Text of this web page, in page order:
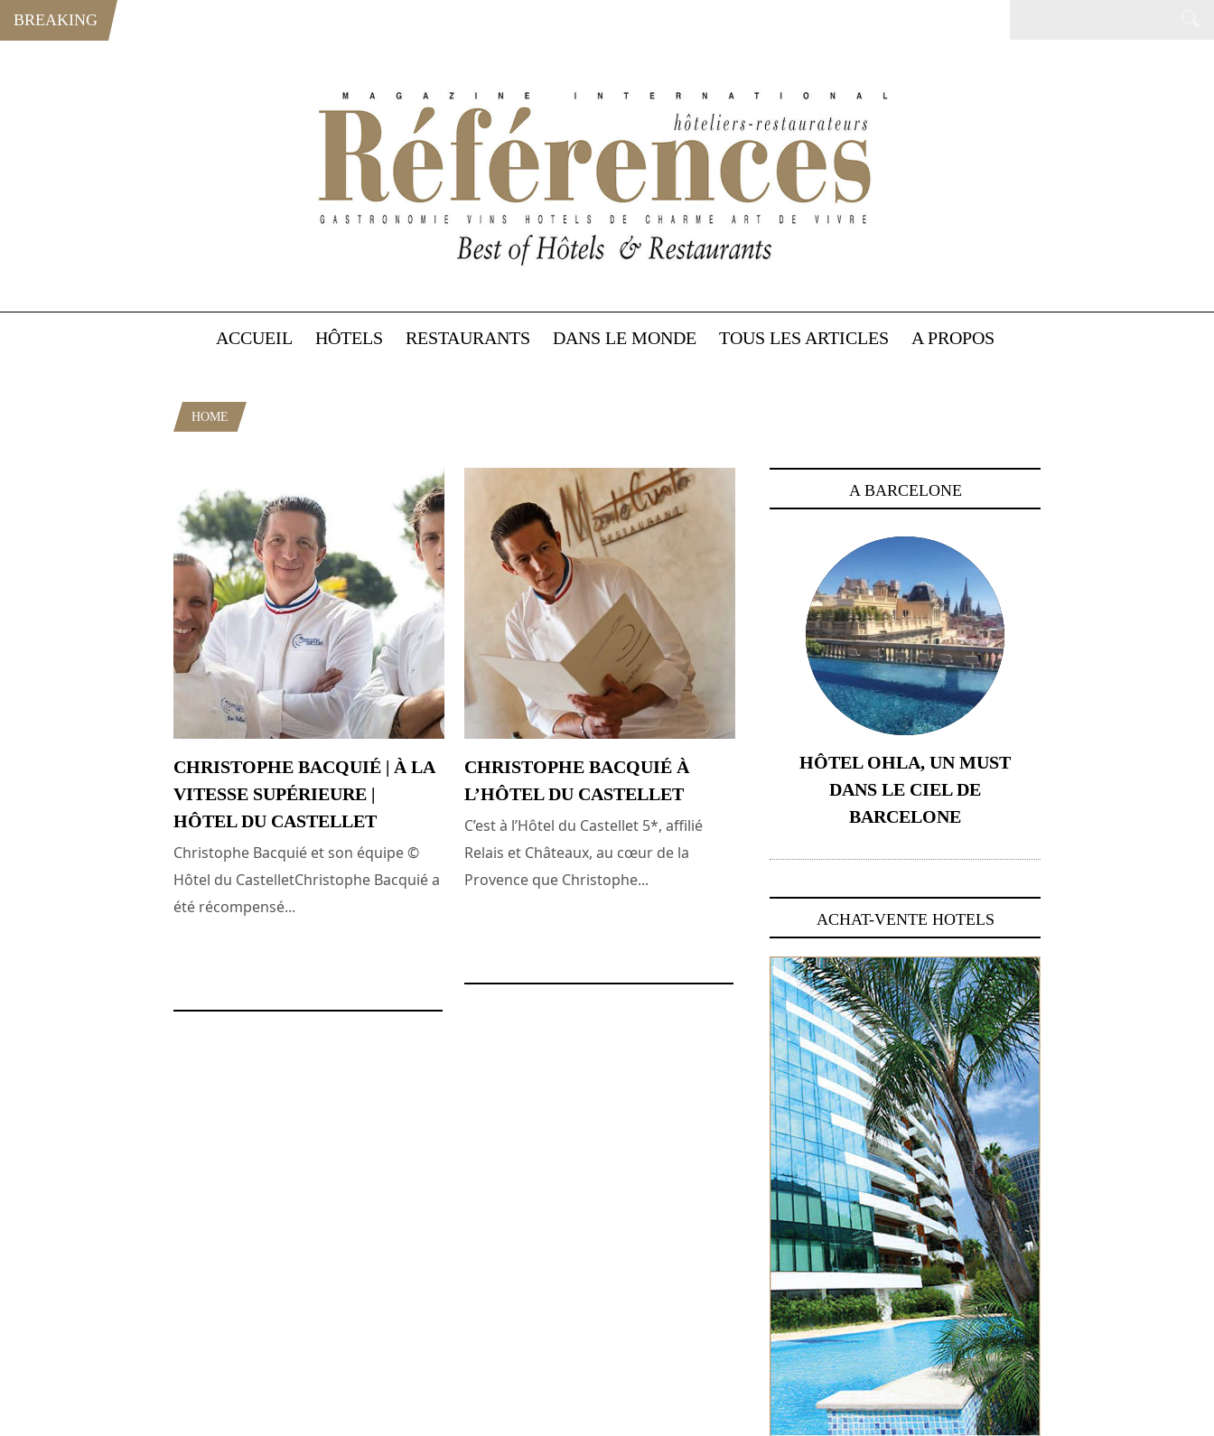
BREAKING
ACCUEIL HÔTELS RESTAURANTS DANS LE MONDE TOUS LES ARTICLES A PROPOS
HOME
CHRISTOPHE BACQUIÉ | À LA
VITESSE SUPÉRIEURE |
HÔTEL DU CASTELLET
Christophe Bacquié et son équipe ©
Hôtel du CastelletChristophe Bacquié a
été récompensé...
CHRISTOPHE BACQUIÉ À
L’HÔTEL DU CASTELLET
C’est à l’Hôtel du Castellet 5*, affilié
Relais et Châteaux, au cœur de la
Provence que Christophe...
A BARCELONE
HÔTEL OHLA, UN MUST
DANS LE CIEL DE
BARCELONE
ACHAT-VENTE HOTELS